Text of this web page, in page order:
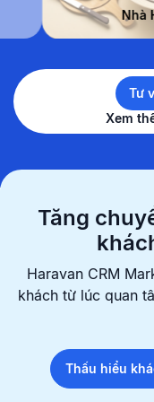
Tư
Xem
Tăng
Haravan CRM
khách từ lúc quan
Thấu hiểu